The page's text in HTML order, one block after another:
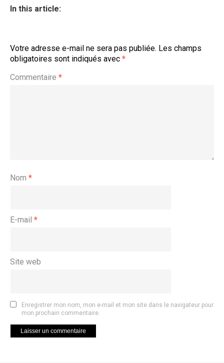
In this article:
Votre adresse e-mail ne sera pas publiée. Les champs
obligatoires sont indiqués avec *
Commentaire *
Nom *
E-mail *
Site web
Enregistrer mon nom, mon e-mail et mon site dans le navigateur pour
mon prochain commentaire.